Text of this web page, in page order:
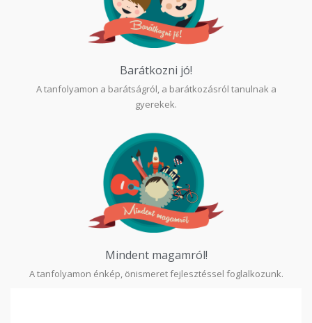
Barátkozni jó!
A tanfolyamon a barátságról, a barátkozásról tanulnak a
gyerekek.
Mindent magamról!
A tanfolyamon énkép, önismeret fejlesztéssel foglalkozunk.